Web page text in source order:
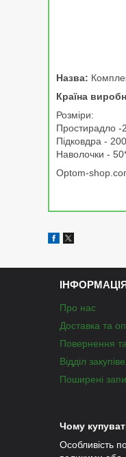
Назва:
Країна
Розміри:
Простирадло -
Підковдра -
Наволочки -
Optom-
Про нас
Доставка та
Повернення
Відділ
Поширені
Чому
Особливість